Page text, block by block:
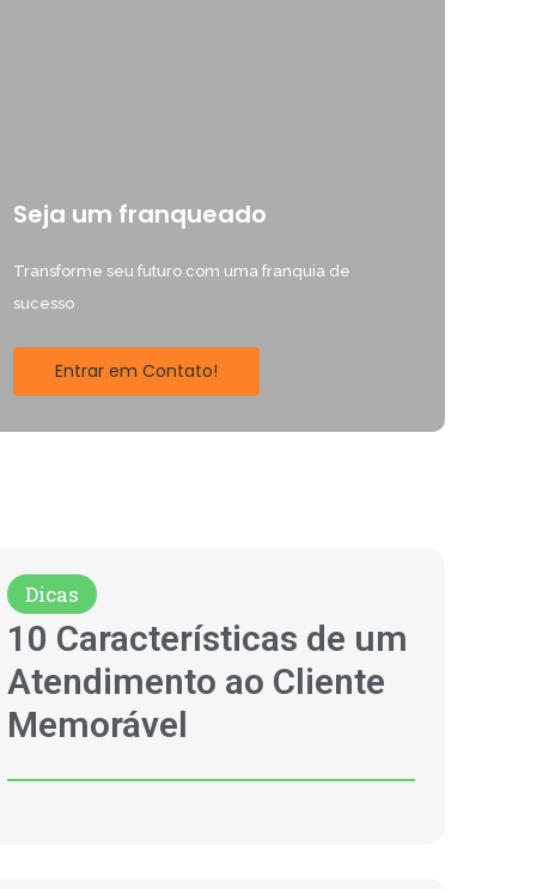
Seja um franqueado
Transforme seu futuro com uma franquia de
sucesso
Entrar em Contato!
Dicas
10 Características de um
Atendimento ao Cliente
Memorável